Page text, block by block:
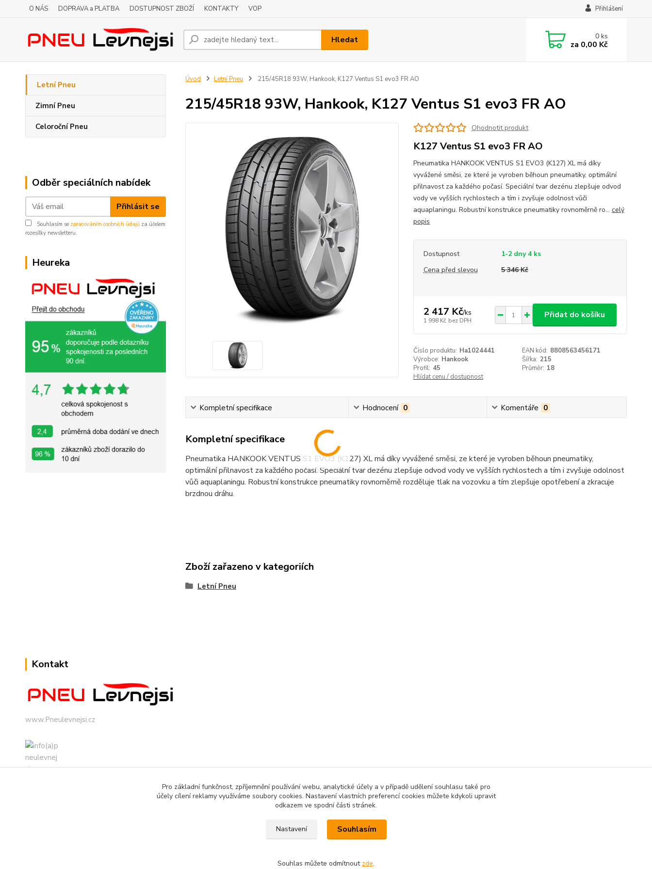
O NÁS DOPRAVA a PLATBA DOSTUPNOST ZBOŽÍ KONTAKTY VOP Přihlášení
Hledat 0ks
za 0,00 Kč
Letní Pneu
Zimní Pneu
Celoroční Pneu
Odběr speciálních nabídek
Přihlásit se
Souhlasím se zpracováním osobních údajů za účelem
rozesílky newsletteru.
Heureka
Úvod Letní Pneu 215/45R18 93W, Hankook, K127 Ventus S1 evo3 FR AO
215/45R18 93W, Hankook, K127 Ventus S1 evo3 FR AO
Ohodnotit produkt
K127 Ventus S1 evo3 FR AO
Pneumatika HANKOOK VENTUS S1 EVO3 (K127) XL má díky
vyvážené směsi, ze které je vyroben běhoun pneumatiky, optimální
přilnavost za každého počasí. Speciální tvar dezénu zlepšuje odvod
vody ve vyšších rychlostech a tím i zvyšuje odolnost vůči
aquaplaningu. Robustní konstrukce pneumatiky rovnoměrně ro... celý
popis
Dostupnost
1-2 dny 4 ks
Cena před slevou
5 346 Kč
2 417 Kč/ks
1 998 Kč bez DPH
Přidat do košíku
Číslo produktu: Ha1024441 EAN kód: 8808563456171
Výrobce: Hankook Šířka: 215
Profil: 45 Průměr: 18
Hlídat cenu / dostupnost
Kompletní specifikace Hodnocení 0 Komentáře 0
Kompletní specifikace
Pneumatika HANKOOK VENTUS S1 EVO3 (K127) XL má díky vyvážené směsi, ze které je vyroben běhoun pneumatiky,
optimální přilnavost za každého počasí. Speciální tvar dezénu zlepšuje odvod vody ve vyšších rychlostech a tím i zvyšuje odolnost
vůči aquaplaningu. Robustní konstrukce pneumatiky rovnoměrně rozděluje tlak na vozovku a tím zlepšuje opotřebení a zkracuje
brzdnou dráhu.
Zboží zařazeno v kategoriích
Letní Pneu
Kontakt
www.Pneulevnejsi.cz
Pro základní funkčnost, zpříjemnění používání webu, analytické účely a v případě udělení souhlasu také pro
účely cílení reklamy využíváme soubory cookies. Nastavení vlastních preferencí cookies můžete kdykoli upravit
odkazem ve spodní části stránek.
Nastavení Souhlasím
Souhlas můžete odmítnout zde.